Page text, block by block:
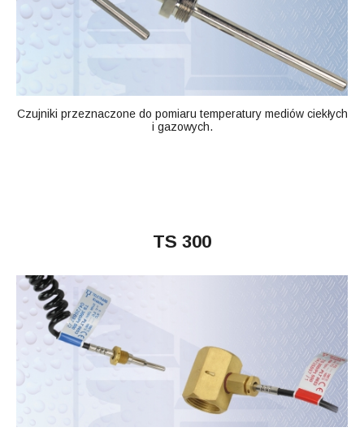
Czujniki przeznaczone do pomiaru temperatury mediów ciekłych
i gazowych.
TS 300